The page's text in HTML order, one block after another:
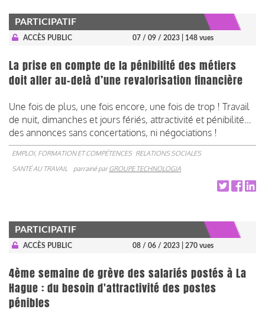
PARTICIPATIF
ACCÈS PUBLIC 07 / 09 / 2023 | 148 vues
La prise en compte de la pénibilité des métiers
doit aller au-delà d’une revalorisation ﬁnancière
Une fois de plus, une fois encore, une fois de trop ! Travail
de nuit, dimanches et jours fériés, attractivité et pénibilité…
des annonces sans concertations, ni négociations !
EMPLOI, FORMATION ET COMPÉTENCES RELATIONS SOCIALES
SANTÉ AU TRAVAIL
parrainé parGROUPE TECHNOLOGIA
PARTICIPATIF
ACCÈS PUBLIC 08 / 06 / 2023 | 270 vues
4ème semaine de grève des salariés postés à La
Hague : du besoin d'attractivité des postes
pénibles